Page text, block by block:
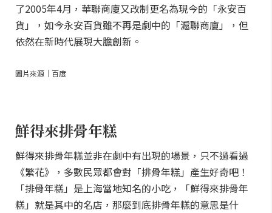
了2005年4月，華聯商廈又改制更名為現今的「永安百
貨」，如今永安百貨雖不再是劇中的「滬聯商廈」，但
依然在新時代展現大膽創新。
圖片來源｜百度
鮮得來排骨年糕
鮮得來排骨年糕並非在劇中有出現的場景，只不過看過
《繁花》，多數民眾都會對「排骨年糕」產生好奇吧！
「排骨年糕」是上海當地知名的小吃，「鮮得來排骨年
糕」就是其中的名店，那麼到底排骨年糕的意思是什